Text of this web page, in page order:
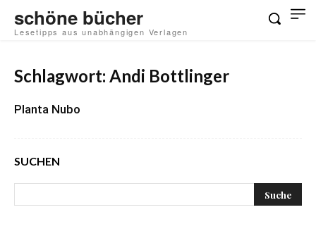
schöne bücher
Lesetipps aus unabhängigen Verlagen
Schlagwort: Andi Bottlinger
Planta Nubo
SUCHEN